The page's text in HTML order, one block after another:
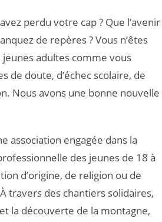
perdu votre cap ? Que l’avenir
de repères ? Vous n’êtes
jeunes adultes comme vous
de doute, d’échec scolaire, de
Nous avons une bonne nouvelle
association engagée dans la
des jeunes de 18 à
d’origine, de religion ou de
travers des chantiers solidaires,
la découverte de la montagne,